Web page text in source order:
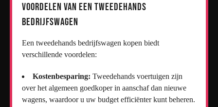
Voordelen van een Tweedehands
Bedrijfswagen
Een tweedehands bedrijfswagen kopen biedt
verschillende voordelen:
Kostenbesparing: Tweedehands voertuigen zijn
over het algemeen goedkoper in aanschaf dan nieuwe
wagens, waardoor u uw budget efficiënter kunt beheren.